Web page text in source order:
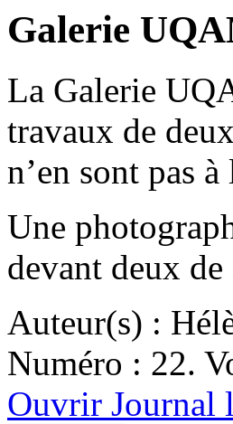
Galerie
La Galerie
travaux de
n’en sont pas
Une
devant deux
Auteur(s) :
Numéro : 22.
Ouvrir Journal